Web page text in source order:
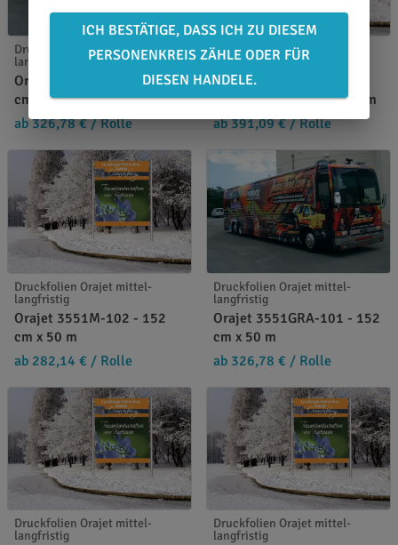
Druckfolien Orajet mittel-
langfristig
Orajet 3551MRA-102 - 152
cm x 50 m
ab 326,78 €/ Rolle
Druckfolien Orajet mittel-
langfristig
Orajet 3551MRA+ Pro
Slide-102 - 152 cm x 50 m
ab 391,09 €/ Rolle
Druckfolien Orajet mittel-
langfristig
Orajet 3551M-102 - 152
cm x 50 m
ab 282,14 € / Rolle
Druckfolien Orajet mittel-
langfristig
Orajet 3551GRA-101 - 152
cm x 50 m
ab 326,78 € / Rolle
Druckfolien Orajet mittel-
langfristig
Druckfolien Orajet mittel-
langfristig
ICH BESTÄTIGE, DASS ICH ZU DIESEM
PERSONENKREIS ZÄHLE ODER FÜR
DIESEN HANDELE.